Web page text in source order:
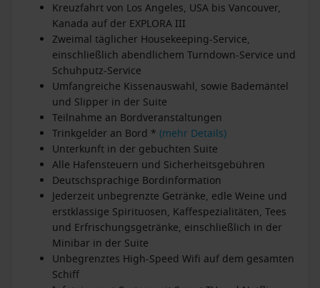
Kreuzfahrt von Los Angeles, USA bis Vancouver,
Kanada auf der EXPLORA III
Zweimal täglicher Housekeeping-Service,
einschließlich abendlichem Turndown-Service und
Schuhputz-Service
Umfangreiche Kissenauswahl, sowie Bademäntel
und Slipper in der Suite
Teilnahme an Bordveranstaltungen
Trinkgelder an Bord * (mehr Details)
Unterkunft in der gebuchten Suite
Alle Hafensteuern und Sicherheitsgebühren
Deutschsprachige Bordinformation
Jederzeit unbegrenzte Getränke, edle Weine und
erstklassige Spirituosen, Kaffespezialitäten, Tees
und Erfrischungsgetränke, einschließlich in der
Minibar in der Suite
Unbegrenztes High-Speed Wifi auf dem gesamten
Schiff